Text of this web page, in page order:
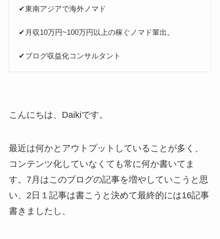
✔︎東南アジアで海外ノマド
✔︎月収10万円~100万円以上の稼ぐノマド輩出。
✔︎ブログ収益化コンサルタント
こんにちは、Daikiです。
最近は何かとアウトプットしていることが多く、
コンテンツ化していなくても常に何か書いてま
す。7月はこのブログの記事を増やしていこうと思
い、2日１記事は書こうと決めて最終的には16記事
書きましたし、